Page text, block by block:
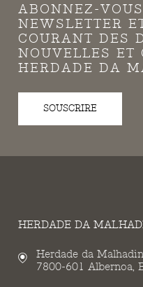
ABONNEZ-
NEWSLETTER
COURANT DES
NOUVELLES ET
HERDADE DA
SOUSCRIRE
HERDADE DA
Herdade da
7800-601 Albernoa,